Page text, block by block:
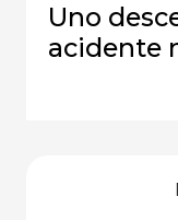
Uno
acidente